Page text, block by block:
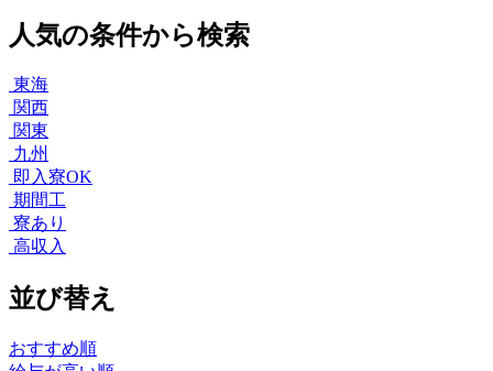
人気の条件から検索
東海
関西
関東
九州
即入寮OK
期間工
寮あり
高収入
並び替え
おすすめ順